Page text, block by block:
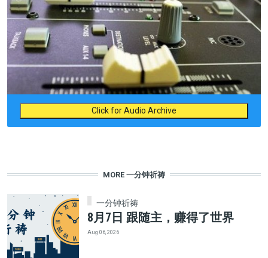
Click for Audio Archive
MORE 一分钟祈祷
一分钟祈祷
8月7日 跟随主，赚得了世界
Aug 06, 2026